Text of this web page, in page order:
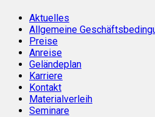
Aktuelles
Allgemeine
Preise
Anreise
Geländeplan
Karriere
Kontakt
Materialverleih
Seminare